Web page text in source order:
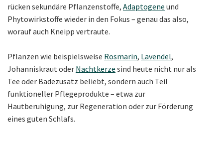
rücken sekundäre Pflanzenstoffe, Adaptogene und
Phytowirkstoffe wieder in den Fokus – genau das also,
worauf auch Kneipp vertraute.
Pflanzen wie beispielsweise Rosmarin, Lavendel,
Johanniskraut oder Nachtkerze sind heute nicht nur als
Tee oder Badezusatz beliebt, sondern auch Teil
funktioneller Pflegeprodukte – etwa zur
Hautberuhigung, zur Regeneration oder zur Förderung
eines guten Schlafs.